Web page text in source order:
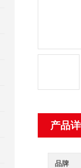
产品
品牌